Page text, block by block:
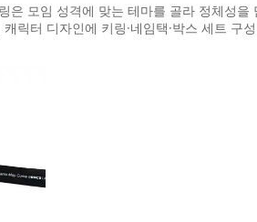
모임 성격에 맞는 테마를 골라 정체성
릭터 디자인에 키링·네임택·박스 세트 구